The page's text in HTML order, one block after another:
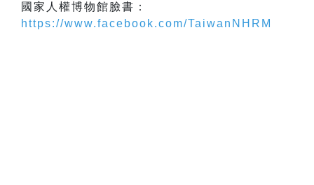
國家人權博物館臉書：
https://www.facebook.com/TaiwanNHRM